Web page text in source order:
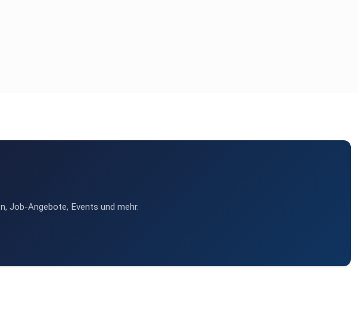
Job-Angebote, Events und mehr.